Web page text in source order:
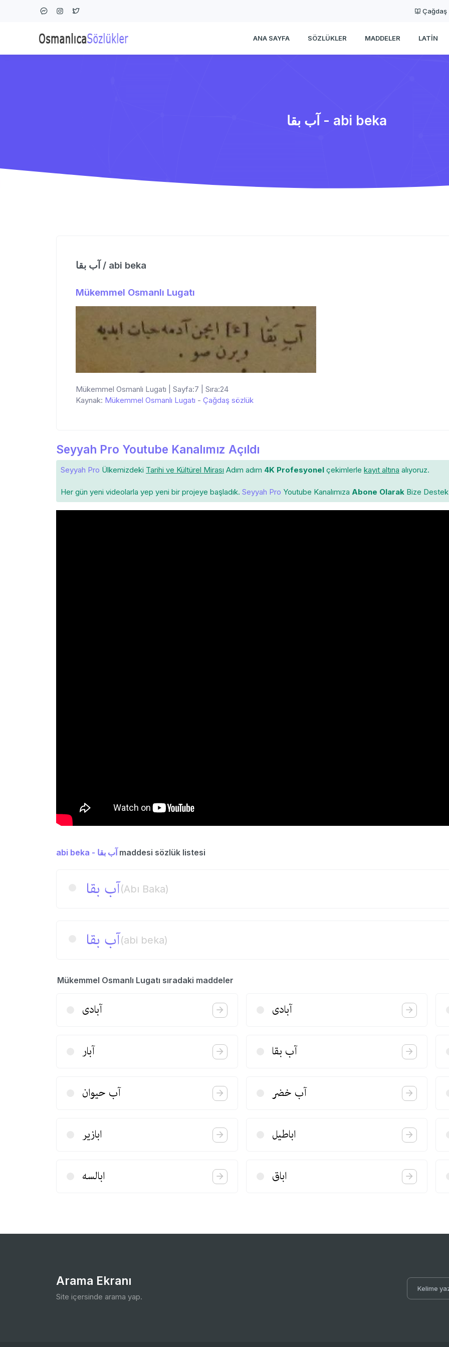
Çağdaş
ANA SAYFA SÖZLÜKLER MADDELER LATIN
آب بقا - abi beka
آب بقا / abi beka
Mükemmel Osmanlı Lugatı
Mükemmel Osmanlı Lugatı | Sayfa:7 | Sıra:24
Kaynak: Mükemmel Osmanlı Lugatı - Çağdaş sözlük
Seyyah Pro Youtube Kanalımız Açıldı
Seyyah Pro Ülkemizdeki Tarihi ve Kültürel Mirası Adım adım 4K Profesyonel çekimlerle kayıt altına alıyoruz.
Her gün yeni videolarla yep yeni bir projeye başladık. Seyyah Pro Youtube Kanalımıza Abone Olarak Bize Destek
abi beka - آب بقا maddesi sözlük listesi
آب بقا(Abı Baka)
آب بقا(abi beka)
Mükemmel Osmanlı Lugatı sıradaki maddeler
آبادی آبادی
آبار آب بقا
آب حیوان آب خضر
ابازیر اباطیل
ابالسه اباق
Arama Ekranı
Site içersinde arama yap.